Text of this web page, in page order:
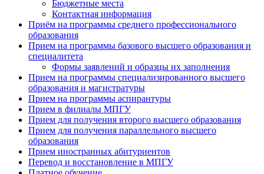
Бюджетные места
Контактная информация
Приём на программы среднего профессионального
образования
Прием на программы базового высшего образования и
специалитета
Формы заявлений и образцы их заполнения
Прием на программы специализированного высшего
образования и магистратуры
Прием на программы аспирантуры
Прием в филиалы МПГУ
Прием для получения второго высшего образования
Прием для получения параллельного высшего
образования
Прием иностранных абитуриентов
Перевод и восстановление в МПГУ